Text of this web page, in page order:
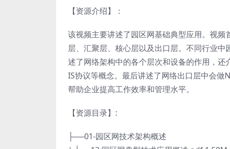
【资源介绍】：
该视频主要讲述了园区网基础典型应用。视
层、汇聚层、核心层以及出口层。不同行业
述了网络架构中的各个层次和设备的作用，还
IS协议等概念。最后讲述了网络出口层中会做
帮助企业提高工作效率和管理水平。
【资源目录】:
├──01-园区网技术架构概述